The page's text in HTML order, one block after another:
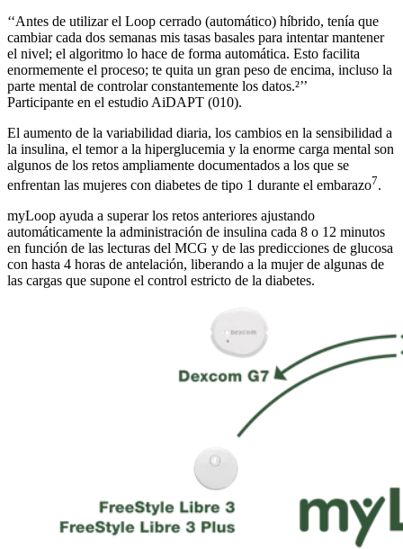
‘‘Antes de utilizar el Loop cerrado (automático) híbrido, tenía que
cambiar cada dos semanas mis tasas basales para intentar mantener
el nivel; el algoritmo lo hace de forma automática. Esto facilita
enormemente el proceso; te quita un gran peso de encima, incluso la
parte mental de controlar constantemente los datos.²’’
Participante en el estudio AiDAPT (010).
El aumento de la variabilidad diaria, los cambios en la sensibilidad a
la insulina, el temor a la hiperglucemia y la enorme carga mental son
algunos de los retos ampliamente documentados a los que se
enfrentan las mujeres con diabetes de tipo 1 durante el embarazo7.
myLoop ayuda a superar los retos anteriores ajustando
automáticamente la administración de insulina cada 8 o 12 minutos
en función de las lecturas del MCG y de las predicciones de glucosa
con hasta 4 horas de antelación, liberando a la mujer de algunas de
las cargas que supone el control estricto de la diabetes.